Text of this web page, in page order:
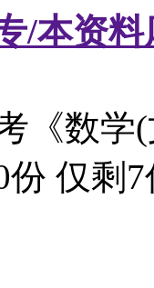
/本资料
《数学
份 仅剩 7